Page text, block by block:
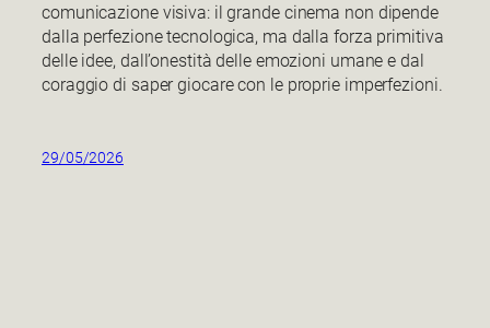
comunicazione visiva: il grande cinema non dipende
dalla perfezione tecnologica, ma dalla forza primitiva
delle idee, dall’onestità delle emozioni umane e dal
coraggio di saper giocare con le proprie imperfezioni.
29/05/2026